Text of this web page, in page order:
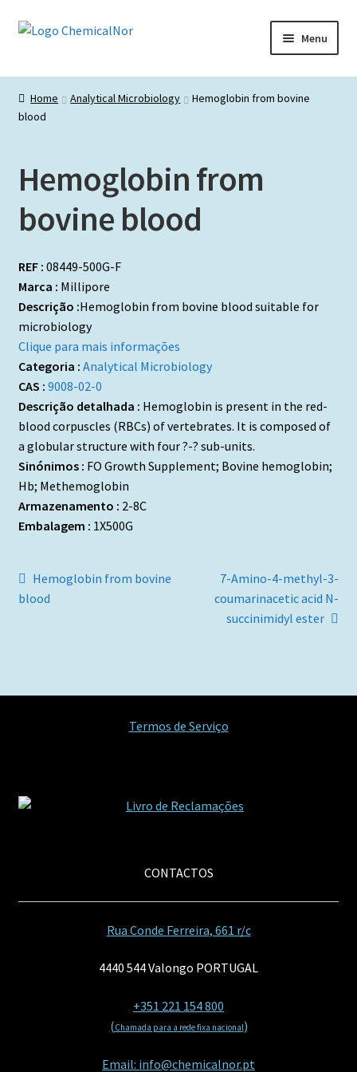
Ir
Saltar
Menu
Início
Lista de produtos
Home Analytical Microbiology
Hemoglobin from bovine
blood
Hemoglobin from
bovine blood
REF : 08449-500G-F
Marca : Millipore
Descrição :Hemoglobin from bovine blood suitable for
microbiology
Clique para mais informações
Categoria : Analytical Microbiology
CAS : 9008-02-0
Descrição detalhada : Hemoglobin is present in the red-
blood corpuscles (RBCs) of vertebrates. It is composed of
a globular structure with four ?-? sub-units.
Sinónimos : FO Growth Supplement; Bovine hemoglobin;
Hb; Methemoglobin
Armazenamento : 2-8C
Embalagem : 1X500G
Navegação
de
Artigo
anterior:
Hemoglobin from bovine
blood
Artigo
seguinte:
7-Amino-4-methyl-3-
coumarinacetic acid N-
succinimidyl ester
Termos de Serviço
CONTACTOS
Rua Conde Ferreira, 661 r/c
4440 544 Valongo PORTUGAL
+351 221 154 800
(Chamada para a rede fixa nacional)
Email: info@chemicalnor.pt